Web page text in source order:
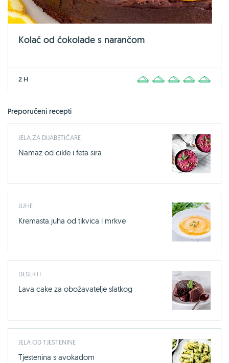
Kolač od čokolade s narančom
2 H 2 3 4
Preporučeni recepti
JELA ZA DIJABETIČARE
Namaz od cikle i feta sira
JUHE
Kremasta juha od tikvica i mrkve
DESERTI
Lava cake za obožavatelje slatkog
JELA OD TJESTENINE
Tjestenina s avokadom